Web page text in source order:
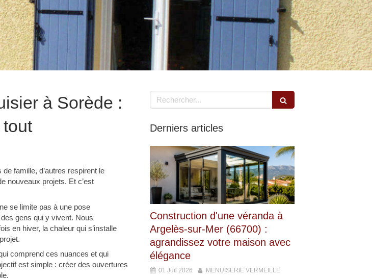
à Sorède :
famille, d’autres respirent le
nouveaux projets. Et c’est
se limite pas à une pose
gens qui y vivent. Nous
en hiver, la chaleur qui s’installe
comprend ces nuances et qui
est simple : créer des ouvertures
Rechercher
Derniers articles
Construction d'une véranda à
Argelès-sur-Mer (66700) :
agrandissez votre maison avec
élégance
01 Juil 2026 MENUISERIE VERMEILLE